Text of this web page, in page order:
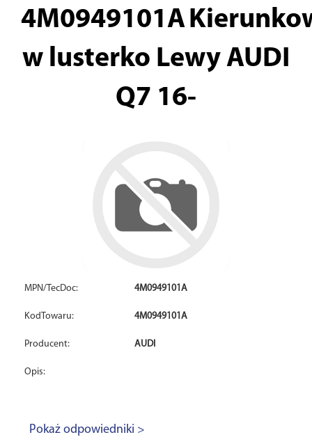
4M0949101A
w lusterko Lewy AUDI
Q7 16-
MPN/TecDoc: 4M0949101A
KodTowaru: 4M0949101A
Producent: AUDI
Opis:
Pokaż odpowiedniki >